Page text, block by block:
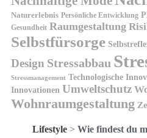
Naturerlebnis Persönliche Entwicklung
Gesundheit Raumgestaltung
Selbstfürsorge
Design Stressabbau
Stressmanagement Technologische
Innovationen Umweltschutz
Wohnraumgestaltung
Lifestyle> Wie findest du